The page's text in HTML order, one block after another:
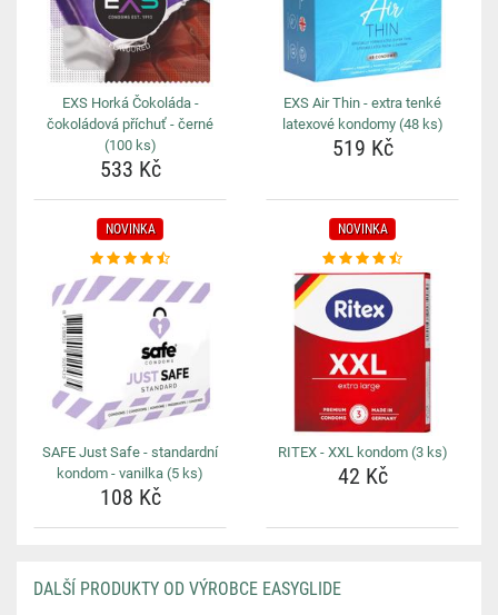
EXS Horká Čokoláda -
čokoládová příchuť - černé
(100 ks)
533 Kč
EXS Air Thin - extra tenké
latexové kondomy (48 ks)
519 Kč
NOVINKA
SAFE Just Safe - standardní
kondom - vanilka (5 ks)
108 Kč
NOVINKA
RITEX - XXL kondom (3 ks)
42 Kč
DALŠÍ PRODUKTY OD VÝROBCE EASYGLIDE